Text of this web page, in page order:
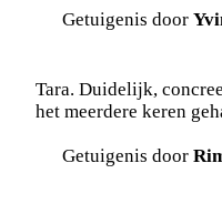
Getuigenis door
Tara. Duidelijk,
het meerdere keren
Getuigenis door